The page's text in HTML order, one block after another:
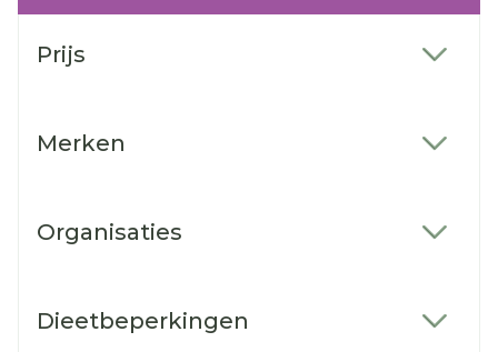
Prijs
Merken
Organisaties
Dieetbeperkingen